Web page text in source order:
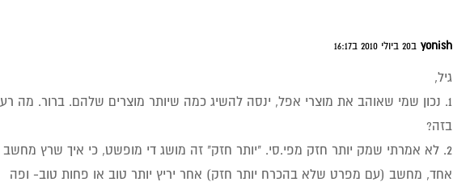
yonish ב20 ביולי 2010 ב16:17
גיל,
1. נכון שמי שאוהב את מוצרי אפל, ינסה להשיג כמה שיותר מוצרים שלהם. ברור. מה רע
בזה?
2. לא אמרתי שמק יותר חזק מפי.סי. "יותר חזק" זה מושג די מופשט, כי איך שרץ מחשב
אחד, מחשב (עם מפרט שלא בהכרח יותר חזק) אחר יריץ יותר טוב או פחות טוב- ופה